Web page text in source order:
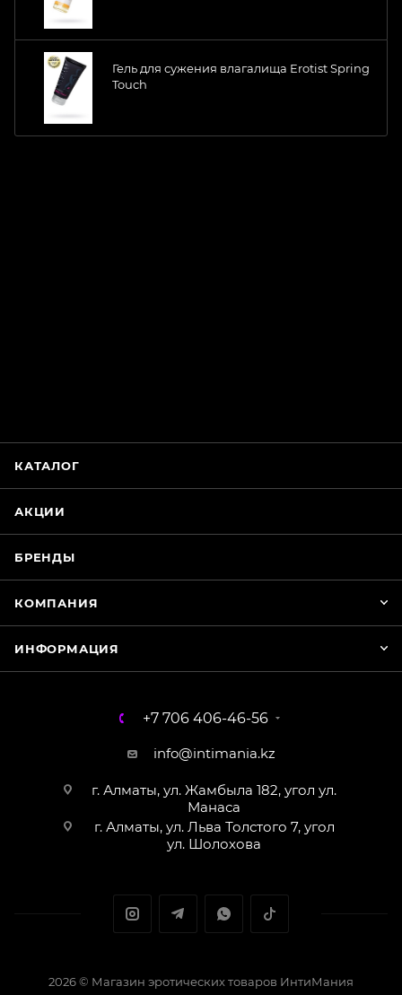
Гель для сужения влагалища Erotist Spring
Touch
КАТАЛОГ
АКЦИИ
БРЕНДЫ
КОМПАНИЯ
ИНФОРМАЦИЯ
+7 706 406-46-56
info@intimania.kz
г. Алматы, ул. Жамбыла 182, угол ул.
Манаса
г. Алматы, ул. Льва Толстого 7, угол
ул. Шолохова
2026 © Магазин эротических товаров ИнтиМания
WhatsApp